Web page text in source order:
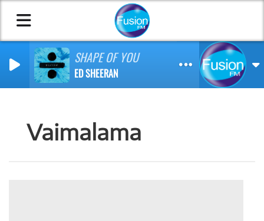
SHAPE OF YOU
ED SHEERAN
Vaimalama